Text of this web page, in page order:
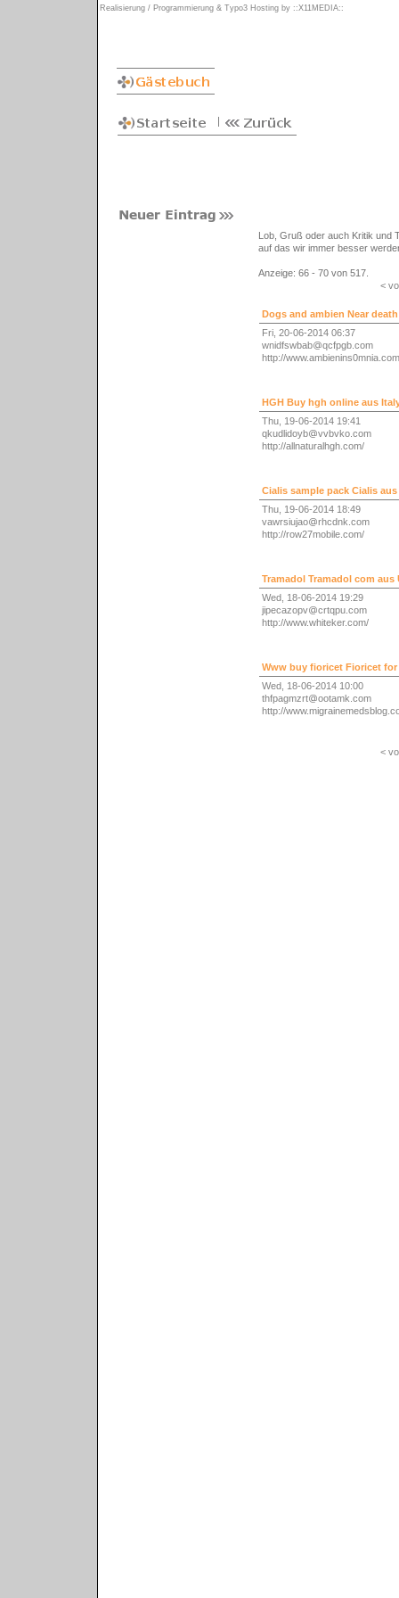
Realisierung / Programmierung & Typo3 Hosting by ::X11MEDIA::
Lob, Gruß oder auch Kritik und
auf das wir immer besser
Anzeige: 66 - 70 von 517.
<
Dogs and ambien Near
Fri, 20-06-2014 06:37
wnidfswbab
qcfpgb.com
http://
HGH Buy hgh online aus
Thu, 19-06-2014 19:41
qkudlidoyb
vvbvko.com
http://allnaturalhgh.com/
Cialis sample pack Cialis
Thu, 19-06-2014 18:49
vawrsiujao
rhcdnk.com
http://row27mobile.com/
Tramadol Tramadol com
Wed, 18-06-2014 19:29
jipecazopv
crtqpu.com
http://www.whiteker.com/
Www buy fioricet Fioricet for
Wed, 18-06-2014 10:00
thfpagmzrt
ootamk.com
http://
<